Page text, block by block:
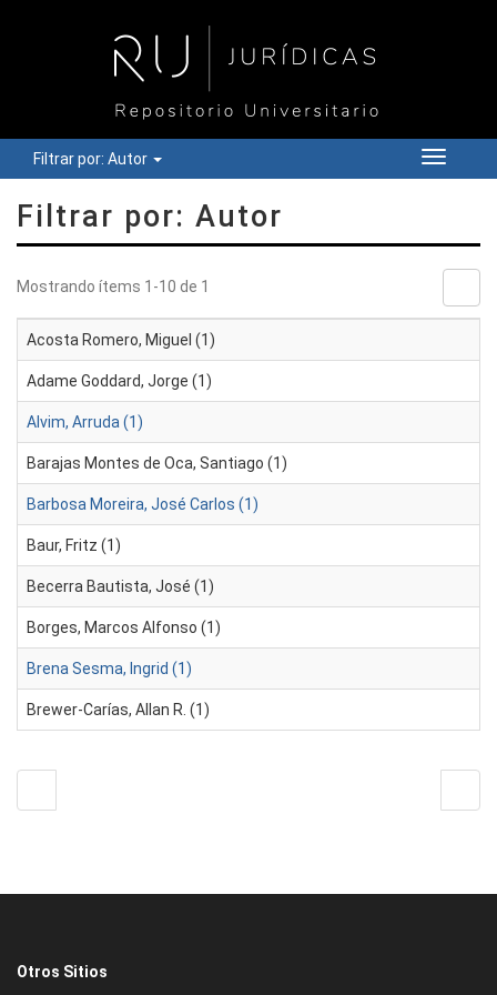
Filtrar por: Autor
Cambiar
Filtrar por: Autor
Mostrando ítems 1-10 de 1
Acosta Romero, Miguel (1)
Adame Goddard, Jorge (1)
Alvim, Arruda (1)
Barajas Montes de Oca, Santiago (1)
Barbosa Moreira, José Carlos (1)
Baur, Fritz (1)
Becerra Bautista, José (1)
Borges, Marcos Alfonso (1)
Brena Sesma, Ingrid (1)
Brewer-Carías, Allan R. (1)
Otros Sitios